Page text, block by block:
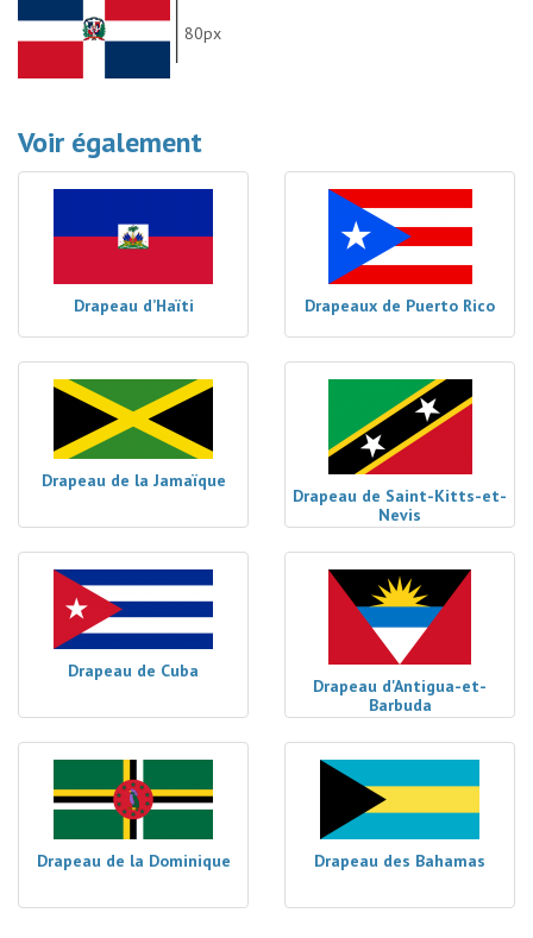
80px
Voir également
Drapeau d’Haïti Drapeaux de Puerto Rico
Drapeau de la Jamaïque
Drapeau de Saint-Kitts-et-
Nevis
Drapeau de Cuba
Drapeau d'Antigua-et-
Barbuda
Drapeau de la Dominique Drapeau des Bahamas